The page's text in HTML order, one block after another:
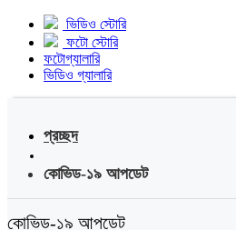
ভিডিও স্টোরি
ফটো স্টোরি
ফটোগ্যালারি
ভিডিও গ্যালারি
প্রচ্ছদ
কোভিড-১৯ আপডেট
কোভিড-১৯ আপডেট